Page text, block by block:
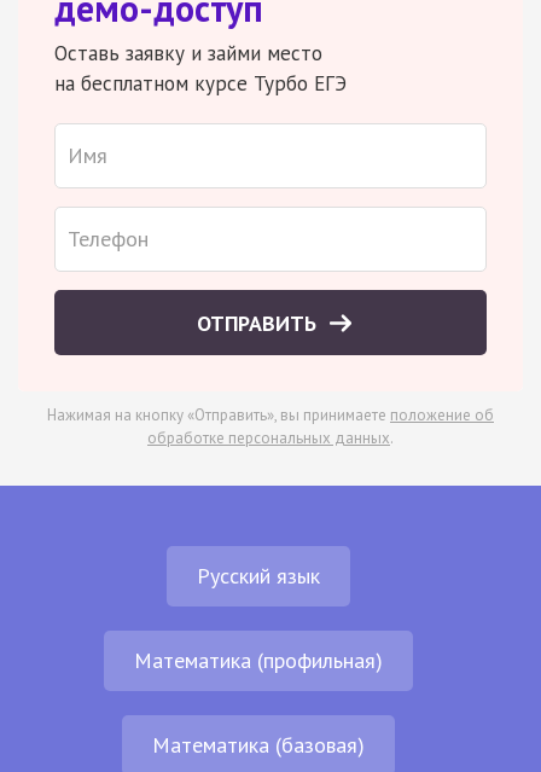
Оставь заявку и займи место
на бесплатном курсе Турбо ЕГЭ
ОТПРАВИТЬ
Нажимая на кнопку «Отправить», вы принимаете положение об
обработке персональных данных.
Русский язык
Математика (профильная)
Математика (базовая)